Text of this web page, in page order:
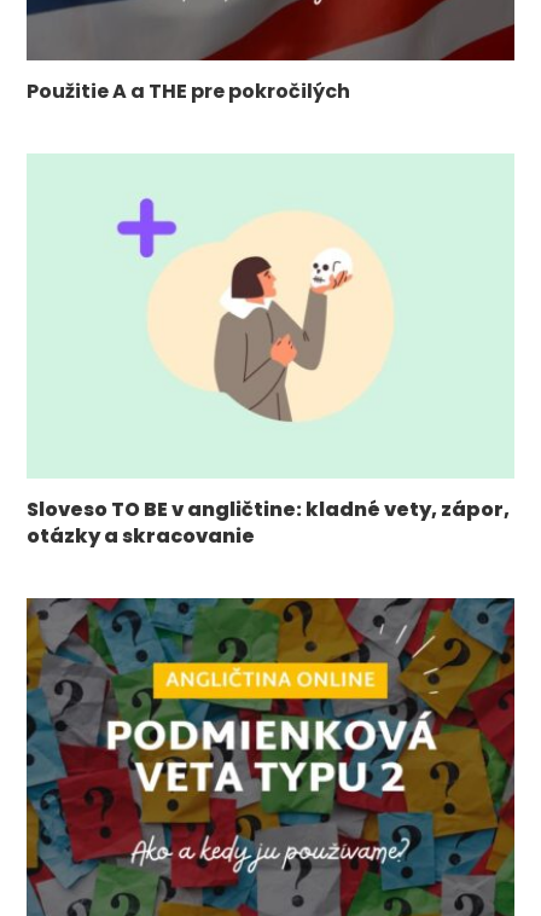
Použitie A a THE pre pokročilých
Sloveso TO BE v angličtine: kladné vety, zápor,
otázky a skracovanie